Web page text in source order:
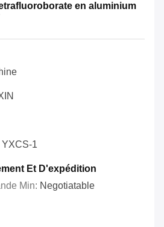
en aluminium
YXCS-1
Et D'expédition
Min: Negotiatable